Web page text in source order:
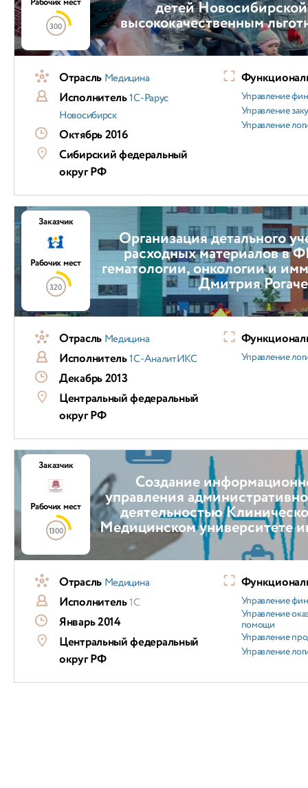
детей
высококачественным
300
Отрасль Медицина
Исполнитель1С-Рарус
Новосибирск
Октябрь 2016
Сибирский федеральный
округ РФ
Управление
Управление
Управление
Организация детального
расходных материалов в
гематологии, онкологии и
Дмитрия
Заказчик
Рабочих мест
320
Отрасль Медицина
Исполнитель1С-АналитИКС
Декабрь 2013
Центральный федеральный
округ РФ
Управление
Cоздание
управления
деятельностью
Медицинском университете
Заказчик
Рабочих мест
1300
Отрасль Медицина
Исполнитель1С
Январь 2014
Центральный федеральный
округ РФ
Управление
Управление
помощи
Управление
Управление